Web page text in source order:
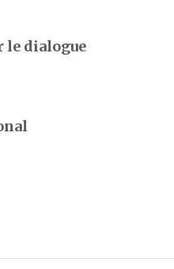
le dialogue